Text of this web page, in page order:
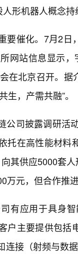
人形机器人概念
要催化。7月2
网站信息显示
在北京召开。
生，产需共融”。
公司披露调研
托在高性能材
其供应5000套
万元，但合作推
有应用于具身
户主要提供包
连接（射频与数